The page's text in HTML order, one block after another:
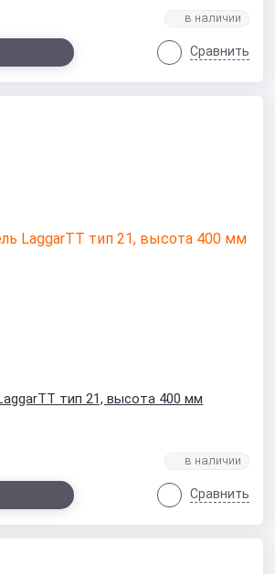
Сравнить
тип 21, высота 400 мм
Сравнить